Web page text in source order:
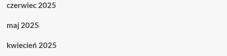
czerwiec 2025
maj 2025
kwiecień 2025